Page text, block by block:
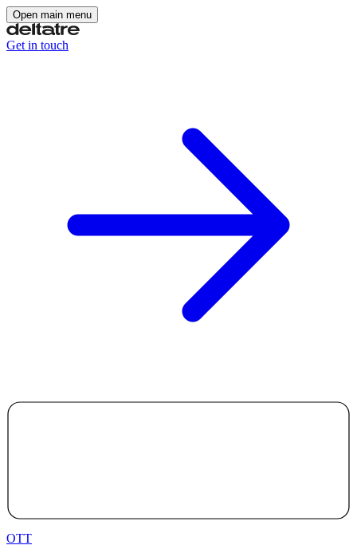
Open main menu
Get in touch
OTT